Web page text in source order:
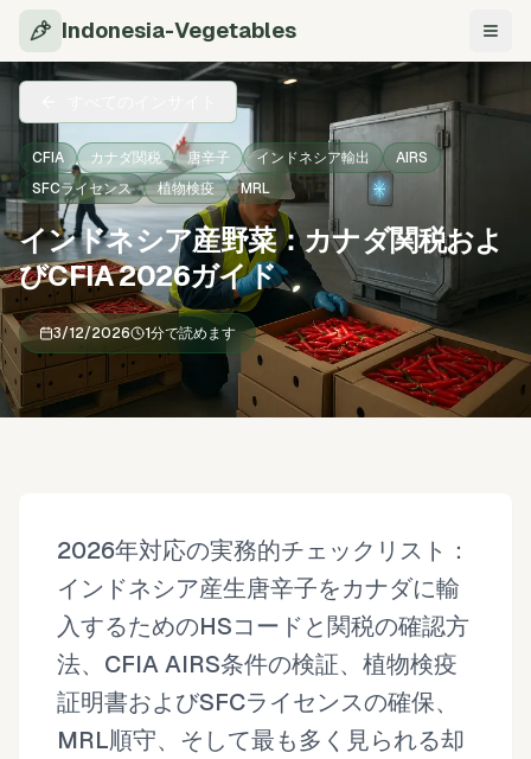
Indonesia-Vegetables ナビ
CFIA カナダ関税 唐辛子 インドネシア輸出
AIRS
SFCライセンス
植物検疫 MRL
インドネシア産野菜：カナダ関税およ
びCFIA 2026ガイド
3/12/2026 1分で読めます
2026年対応の実務的チェックリスト：
インドネシア産生唐辛子をカナダに輸
入するためのHSコードと関税の確認方
法、CFIA AIRS条件の検証、植物検疫
証明書およびSFCライセンスの確保、
MRL順守、そして最も多く見られる却